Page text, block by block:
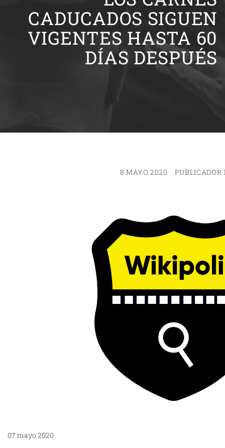
CADUCADOS SIGUEN
VIGENTES HASTA 60
DÍAS DESPUÉS
8 MAYO 2020 PUBLICADOR
07 mayo 2020